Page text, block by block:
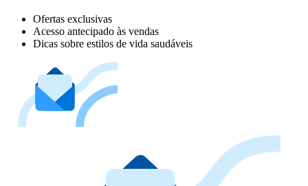
Ofertas exclusivas
Acesso antecipado às vendas
Dicas sobre estilos de vida saudáveis